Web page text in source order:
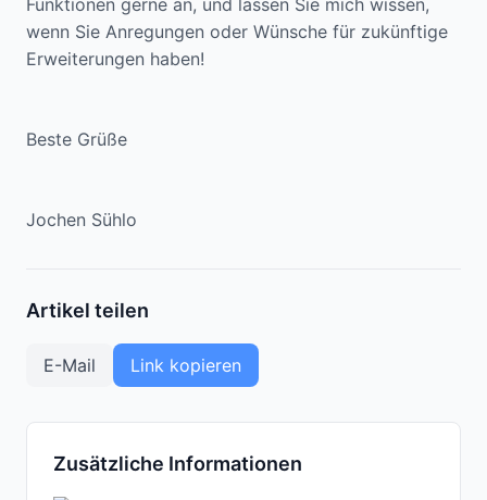
Funktionen gerne an, und lassen Sie mich wissen,
wenn Sie Anregungen oder Wünsche für zukünftige
Erweiterungen haben!
Beste Grüße
Jochen Sühlo
Artikel teilen
E-Mail Link kopieren
Zusätzliche Informationen